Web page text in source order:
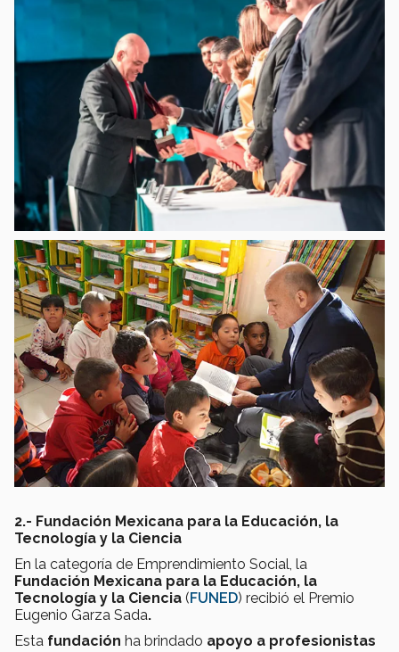
2.- Fundación Mexicana para la Educación, la
Tecnología y la Ciencia
En la categoría de Emprendimiento Social, la
Fundación Mexicana para la Educación, la
Tecnología y la Ciencia (FUNED) recibió el Premio
Eugenio Garza Sada.
Esta fundación ha brindado apoyo a profesionistas